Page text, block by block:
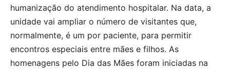
humanização do atendimento hospitalar. Na data, a
unidade vai ampliar o número de visitantes que,
normalmente, é um por paciente, para permitir
encontros especiais entre mães e filhos. As
homenagens pelo Dia das Mães foram iniciadas na